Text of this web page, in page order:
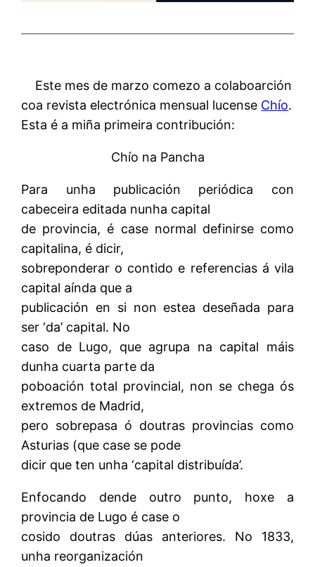
Este mes de marzo comezo a colaboarción
coa revista electrónica mensual lucense Chío.
Esta é a miña primeira contribución:
Chío na Pancha
Para unha publicación periódica con
cabeceira editada nunha capital
de provincia, é case normal definirse como
capitalina, é dicir,
sobreponderar o contido e referencias á vila
capital aínda que a
publicación en si non estea deseñada para
ser ‘da’ capital. No
caso de Lugo, que agrupa na capital máis
dunha cuarta parte da
poboación total provincial, non se chega ós
extremos de Madrid,
pero sobrepasa ó doutras provincias como
Asturias (que case se pode
dicir que ten unha ‘capital distribuída’.
Enfocando dende outro punto, hoxe a
provincia de Lugo é case o
cosido doutras dúas anteriores. No 1833,
unha reorganización